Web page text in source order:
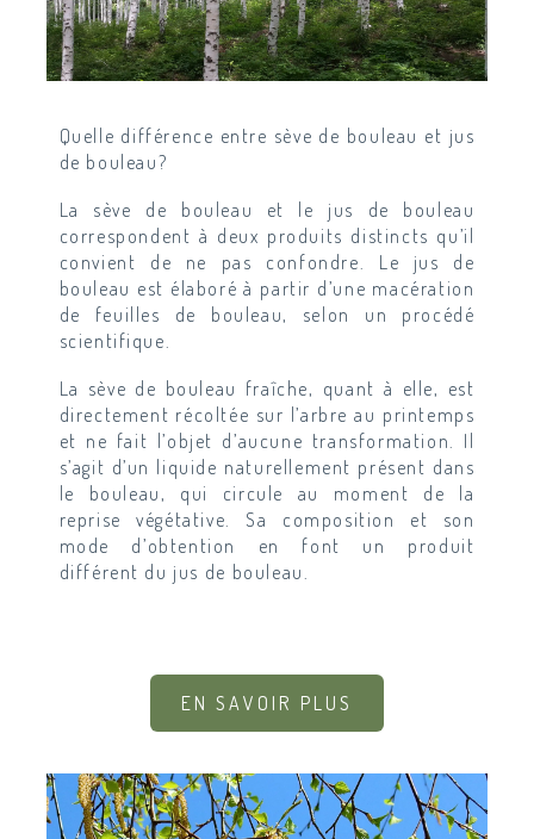
Quelle différence entre sève de bouleau et jus
de bouleau?
La sève de bouleau et le jus de bouleau
correspondent à deux produits distincts qu’il
convient de ne pas confondre. Le jus de
bouleau est élaboré à partir d’une macération
de feuilles de bouleau, selon un procédé
scientifique.
La sève de bouleau fraîche, quant à elle, est
directement récoltée sur l’arbre au printemps
et ne fait l’objet d’aucune transformation. Il
s’agit d’un liquide naturellement présent dans
le bouleau, qui circule au moment de la
reprise végétative. Sa composition et son
mode d’obtention en font un produit
différent du jus de bouleau.
EN SAVOIR PLUS